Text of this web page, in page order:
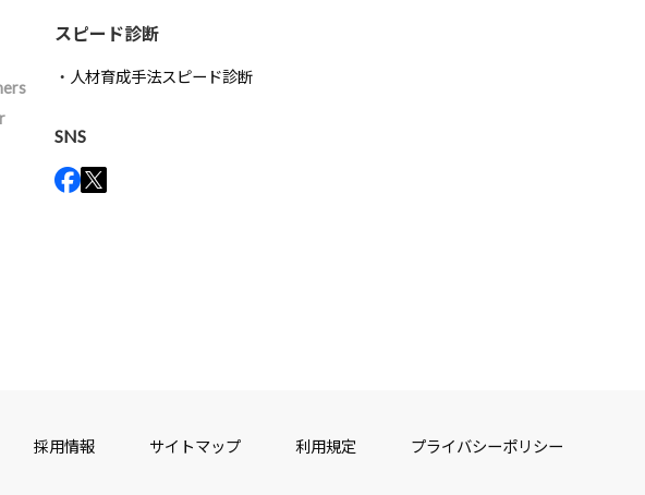
スピード診断
人材育成手法スピード診断
SNS
採用情報 サイトマップ 利用規定 プライバシーポリシー